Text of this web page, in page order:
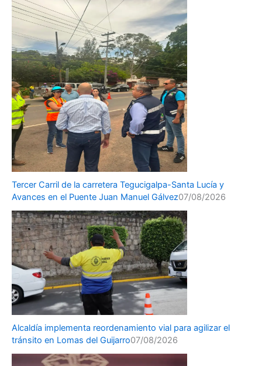
Tercer Carril de la carretera Tegucigalpa-Santa Lucía y
Avances en el Puente Juan Manuel Gálvez07/08/2026
Alcaldía implementa reordenamiento vial para agilizar el
tránsito en Lomas del Guijarro07/08/2026